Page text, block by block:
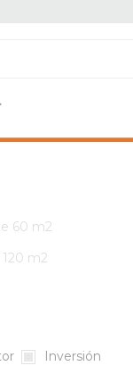
60 m2
m2
Inversión